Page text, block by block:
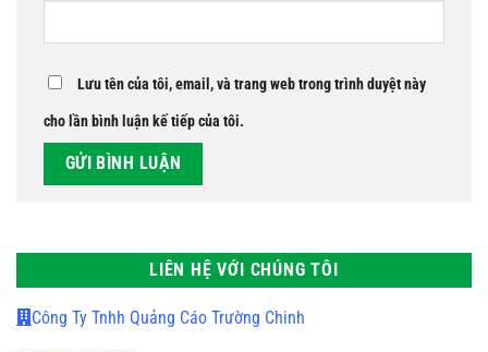
Lưu tên của tôi, email, và trang web trong trình duyệt này
cho lần bình luận kế tiếp của tôi.
LIÊN HỆ VỚI CHÚNG TÔI
Công Ty Tnhh Quảng Cáo Trường Chinh